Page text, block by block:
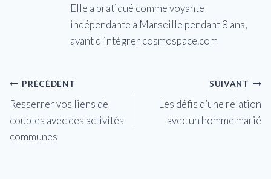
Elle a pratiqué comme voyante
indépendante a Marseille pendant 8 ans,
avant d'intégrer cosmospace.com
Navigation
de
l’article
PRÉCÉDENT
Resserrer vos liens de
couples avec des activités
communes
SUIVANT
Les défis d’une relation
avec un homme marié